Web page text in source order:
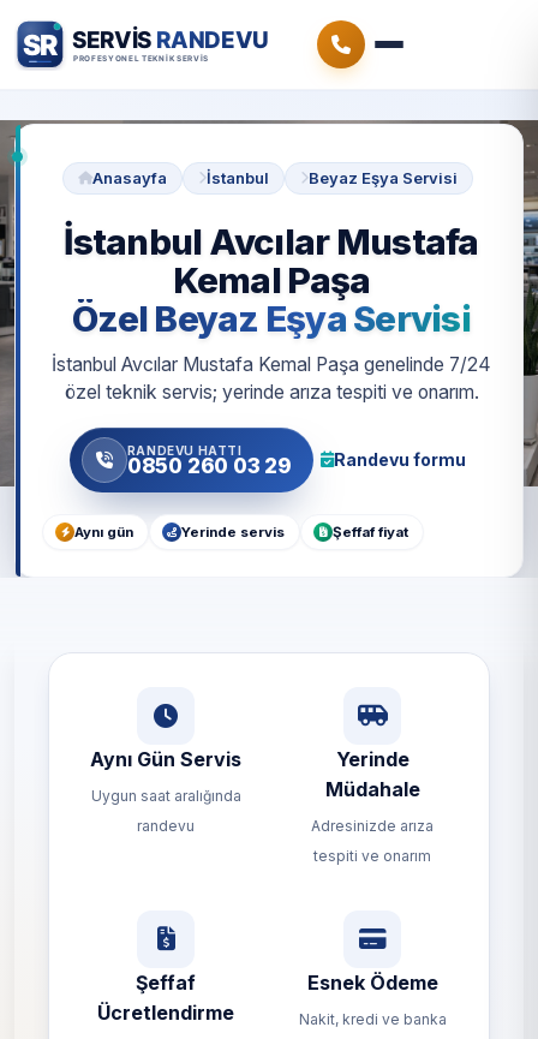
Anasayfa İstanbul Beyaz Eşya Servisi
İstanbul Avcılar Mustafa
Kemal Paşa
Özel Beyaz Eşya Servisi
İstanbul Avcılar Mustafa Kemal Paşa genelinde 7/24
özel teknik servis; yerinde arıza tespiti ve onarım.
RANDEVU HATTI
0850 260 03 29 Randevu formu
Aynı gün Yerinde servis Şeffaf fiyat
Aynı Gün Servis
Uygun saat aralığında
randevu
Yerinde
Müdahale
Adresinizde arıza
tespiti ve onarım
Şeffaf
Ücretlendirme
Esnek Ödeme
Nakit, kredi ve banka